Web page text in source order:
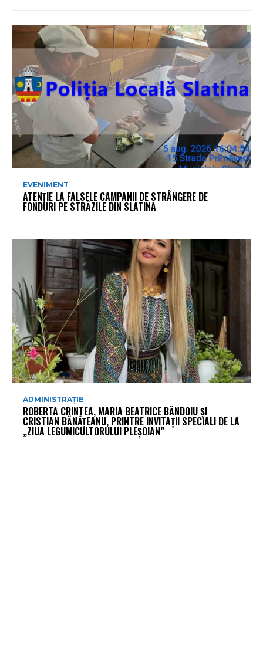
EVENIMENT
ATENȚIE LA FALSELE CAMPANII DE STRÂNGERE DE
FONDURI PE STRĂZILE DIN SLATINA
ADMINISTRAȚIE
ROBERTA CRINTEA, MARIA BEATRICE BĂNDOIU ȘI
CRISTIAN BĂNĂȚEANU, PRINTRE INVITAȚII SPECIALI DE LA
„ZIUA LEGUMICULTORULUI PLEȘOIAN”